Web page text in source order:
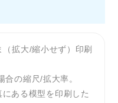
拡大/縮小せず）印刷
の縮尺/拡大率。
ある模型を印刷した